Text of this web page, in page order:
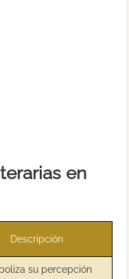
en
Descripción
su percepción